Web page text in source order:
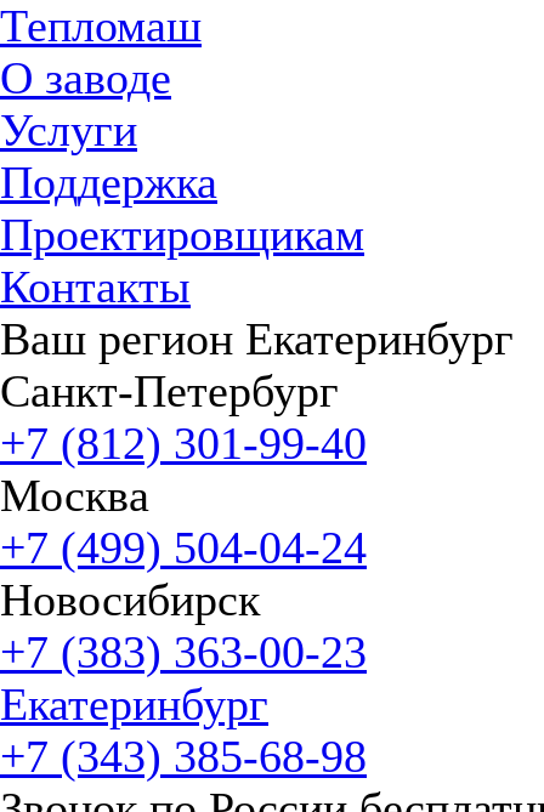
Тепломаш
О заводе
Услуги
Поддержка
Проектировщикам
Контакты
Ваш регион Екатеринбург
Санкт-Петербург
+7 (812) 301-99-40
Москва
+7 (499) 504-04-24
Новосибирск
+7 (383) 363-00-23
Екатеринбург
+7 (343) 385-68-98